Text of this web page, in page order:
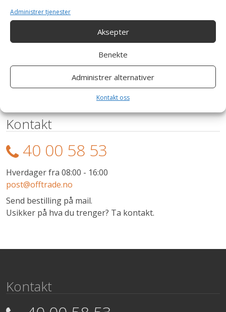
Administrer tjenester
Aksepter
Benekte
Administrer alternativer
Kontakt oss
Suppleringsutstyr
Kontakt
40 00 58 53
Hverdager fra 08:00 - 16:00
post@offtrade.no
Send bestilling på mail.
Usikker på hva du trenger? Ta kontakt.
Kontakt